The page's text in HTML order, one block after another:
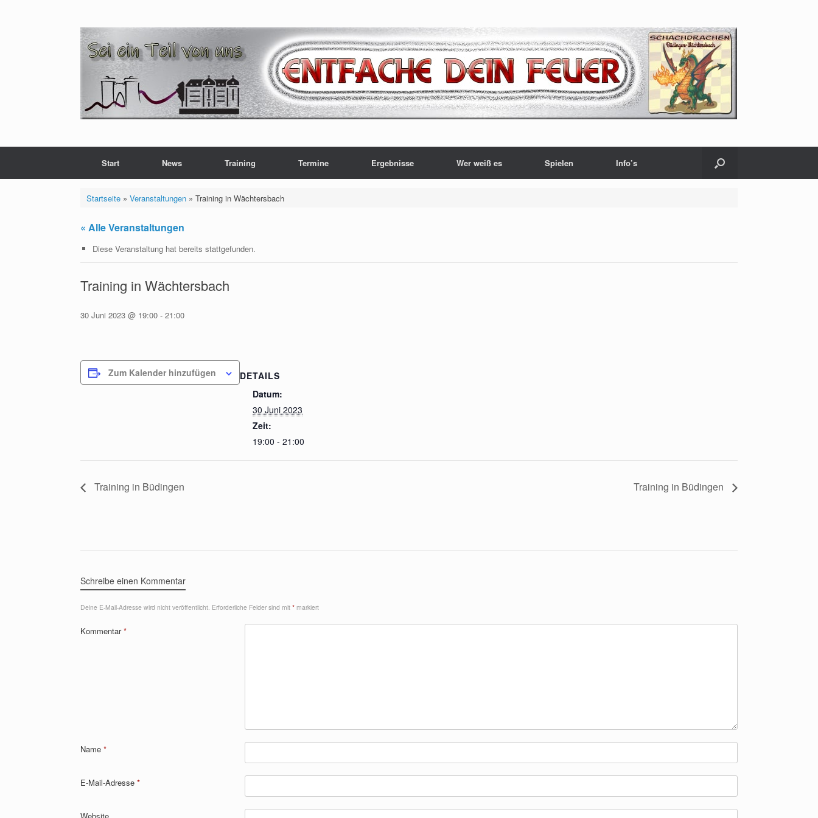
Start News Training Termine Ergebnisse Wer weiß es Spielen Info’s
Startseite» Veranstaltungen» Training in Wächtersbach
« Alle Veranstaltungen
Diese Veranstaltung hat bereits stattgefunden.
Training in Wächtersbach
30 Juni 2023 @ 19:00 - 21:00
Zum Kalender hinzufügen
DETAILS
Datum:
30 Juni 2023
Zeit:
19:00 - 21:00
Training in Büdingen Training in Büdingen
Schreibe einen Kommentar
Deine E-Mail-Adresse wird nicht veröffentlicht. Erforderliche Felder sind mit * markiert
Kommentar*
Name *
E-Mail-Adresse *